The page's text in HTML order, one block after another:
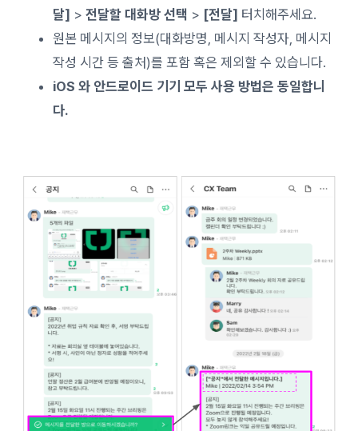
달] >전달할 대화방 선택 > [전달] 터치해주세요.
원본 메시지의 정보(대화방명, 메시지 작성자, 메시지
작성 시간 등 출처)를 포함 혹은 제외할 수 있습니다.
iOS 와 안드로이드 기기 모두 사용 방법은 동일합니
다.